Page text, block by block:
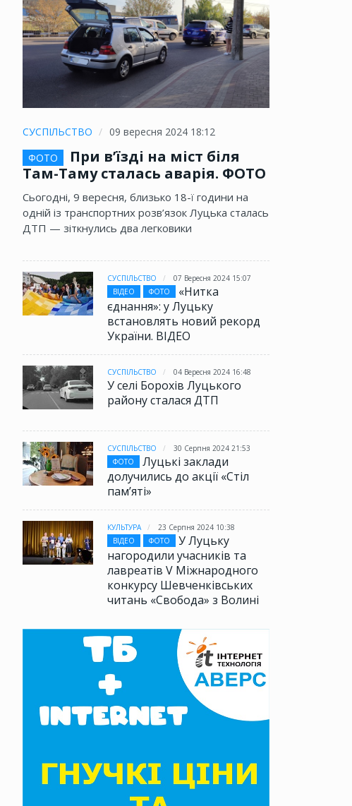
СУСПІЛЬСТВО
09 вересня 2024 18:12
ФОТО
При в’їзді на міст біля
Там-Таму сталась аварія. ФОТО
Сьогодні, 9 вересня, близько 18-ї години на
одній із транспортних розв’язок Луцька сталась
ДТП — зіткнулись два легковики
СУСПІЛЬСТВО
07 Вересня 2024 15:07
ВІДЕО
ФОТО
«Нитка
єднання»: у Луцьку
встановлять новий рекорд
України. ВІДЕО
СУСПІЛЬСТВО 04 Вересня 2024 16:48
У селі Борохів Луцького
району сталася ДТП
СУСПІЛЬСТВО
30 Серпня 2024 21:53
ФОТО
Луцькі заклади
долучились до акції «Стіл
памʼяті»
КУЛЬТУРА
23 Серпня 2024 10:38
ВІДЕО
ФОТО
У Луцьку
нагородили учасників та
лавреатів V Міжнародного
конкурсу Шевченківських
читань «Свобода» з Волині